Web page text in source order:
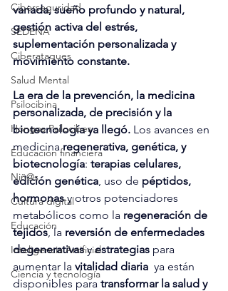
Ciberseguridad
SEDENA
Ciberataques
Salud Mental
Psilocibina
Hongos Psilocibes
Educación financiera
Niñ@s
Cultura digital
Educación
Inteligencia Artificial
Ciencia y tecnología
variada, sueño profundo y natural,
gestión activa del estrés,
suplementación personalizada y
movimiento constante.
La era de la prevención, la medicina
personalizada, de precisión y la
biotecnología ya llegó. Los avances en
medicina regenerativa, genética, y
biotecnología: terapias celulares,
edición genética, uso de péptidos,
hormonas y otros potenciadores
metabólicos como la regeneración de
tejidos, la reversión de enfermedades
degenerativas y estrategias para
aumentar la vitalidad diaria ya están
disponibles para transformar la salud y